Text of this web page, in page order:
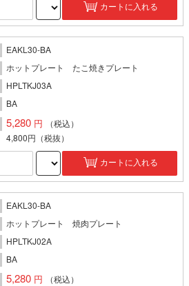
カートに入れる
EAKL30-BA
ホットプレート たこ焼きプレート
HPLTKJ03A
BA
5,280
（税込）
4,800円 （税抜）
カートに入れる
EAKL30-BA
ホットプレート 焼肉プレート
HPLTKJ02A
BA
5,280
（税込）